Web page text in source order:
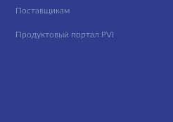
Поставщикам
Продуктовый портал PVI